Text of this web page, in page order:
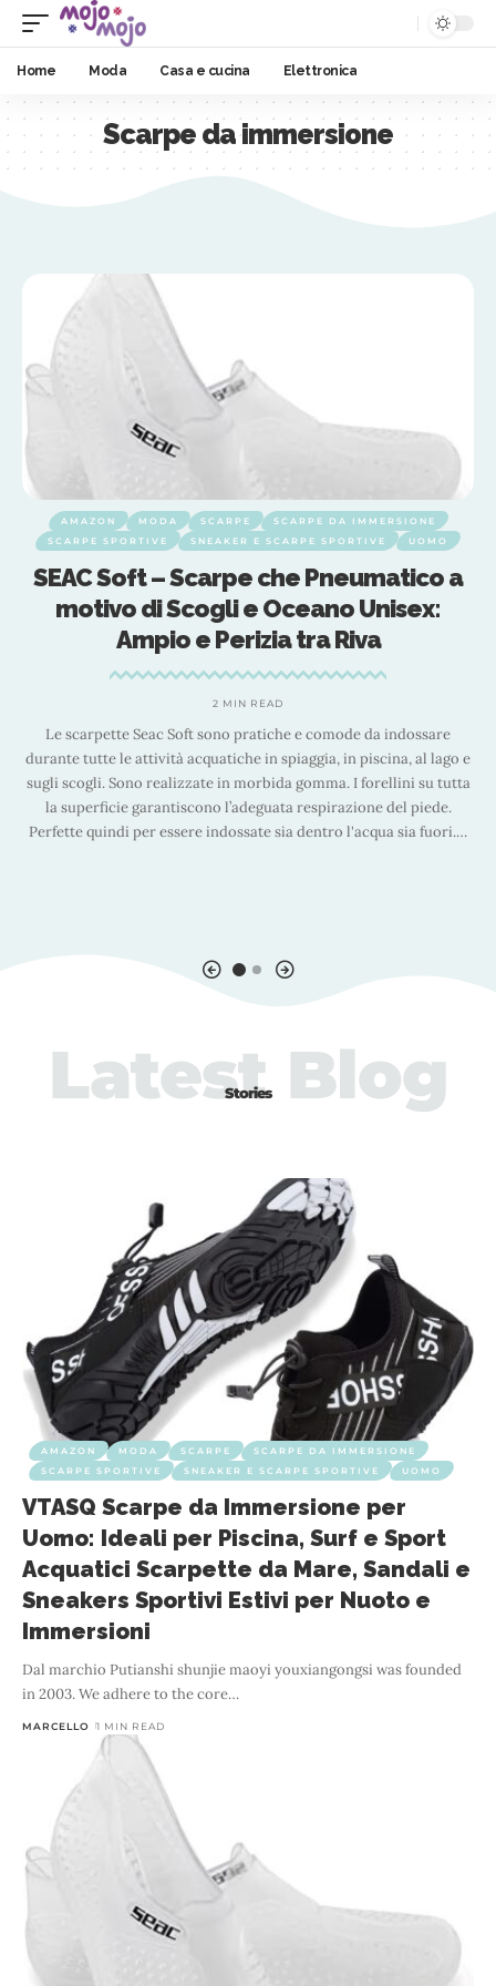
Home Moda Casa e cucina Elettronica
Scarpe da immersione
AMAZON MODA SCARPE
SCARPE DA IMMERSIONE
SCARPE SPORTIVE
SNEAKER E SCARPE SPORTIVE UOMO
SEAC Soft – Scarpe che Pneumatico a
motivo di Scogli e Oceano Unisex:
Ampio e Perizia tra Riva
2 MIN READ
Le scarpette Seac Soft sono pratiche e comode da indossare
durante tutte le attività acquatiche in spiaggia, in piscina, al lago e
sugli scogli. Sono realizzate in morbida gomma. I forellini su tutta
la superficie garantiscono l’adeguata respirazione del piede.
Perfette quindi per essere indossate sia dentro l'acqua sia fuori.…
Stories
Latest Blog
AMAZON MODA SCARPE
SCARPE DA IMMERSIONE
SCARPE SPORTIVE
SNEAKER E SCARPE SPORTIVE UOMO
VTASQ Scarpe da Immersione per
Uomo: Ideali per Piscina, Surf e Sport
Acquatici Scarpette da Mare, Sandali e
Sneakers Sportivi Estivi per Nuoto e
Immersioni
Dal marchio Putianshi shunjie maoyi youxiangongsi was founded
in 2003. We adhere to the core…
MARCELLO 1 MIN READ